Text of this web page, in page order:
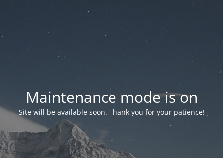
Maintenance mode is on
Site will be available soon. Thank you for your patience!